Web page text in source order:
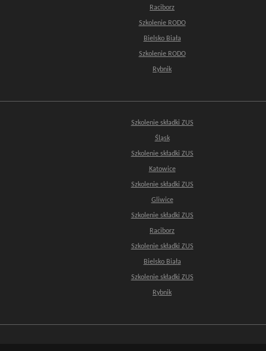
Raciborz
Szkolenie RODO
Bielsko Biała
Szkolenie RODO
Rybnik
Szkolenie składki ZUS
Śląsk
Szkolenie składki ZUS
Katowice
Szkolenie składki ZUS
Gliwice
Szkolenie składki ZUS
Raciborz
Szkolenie składki ZUS
Bielsko Biała
Szkolenie składki ZUS
Rybnik